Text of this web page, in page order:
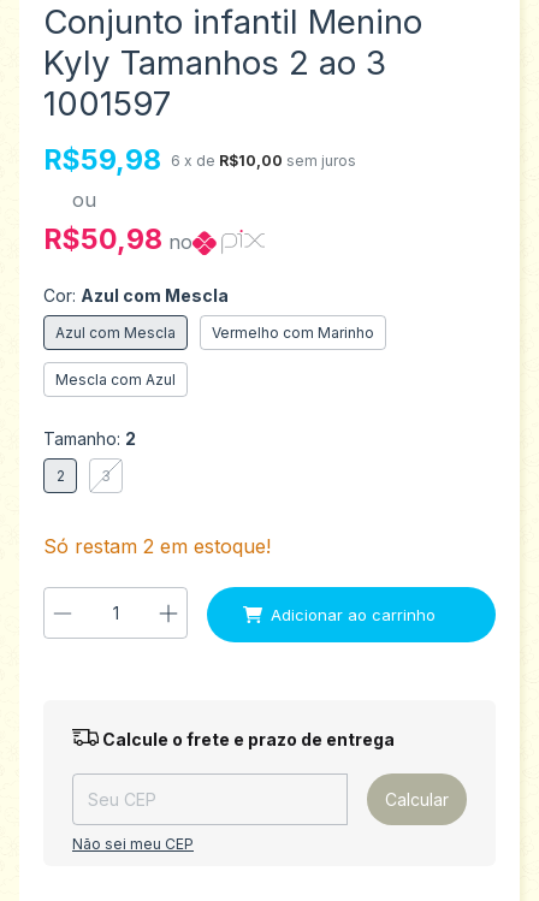
Conjunto infantil Menino
Kyly Tamanhos 2 ao 3
1001597
R$59,98 6 x de R$10,00 sem juros
ou
R$50,98 no
Cor: Azul com Mescla
Azul com Mescla Vermelho com Marinho
Mescla com Azul
Tamanho: 2
2 3
Só restam 2 em estoque!
Entregas para o CEP: Alterar CEP
Calcule o frete e prazo de entrega
Calcular
Não sei meu CEP